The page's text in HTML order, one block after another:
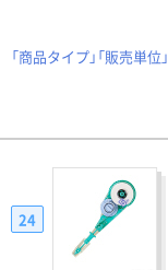
「商品タイプ」「販売単位」
24